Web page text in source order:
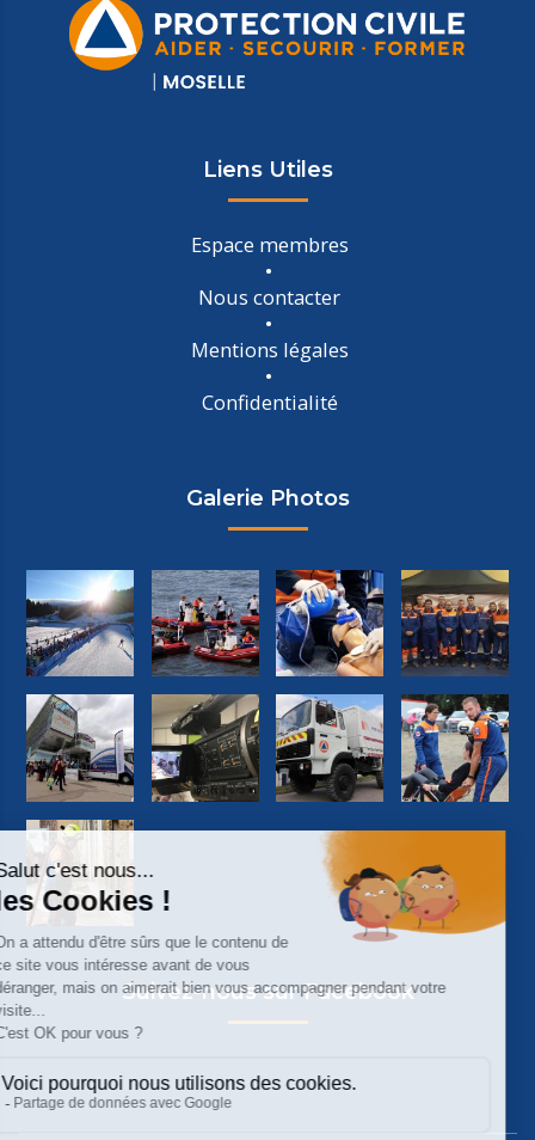
Liens Utiles
Espace membres
Nous contacter
Mentions légales
Confidentialité
Galerie Photos
Suivez-nous sur Facebook